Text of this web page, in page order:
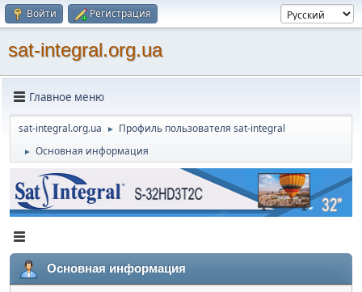
Войти Регистрация
sat-integral.org.ua
Главное меню
sat-integral.org.ua ► Профиль пользователя sat-integral
► Основная информация
Основная информация